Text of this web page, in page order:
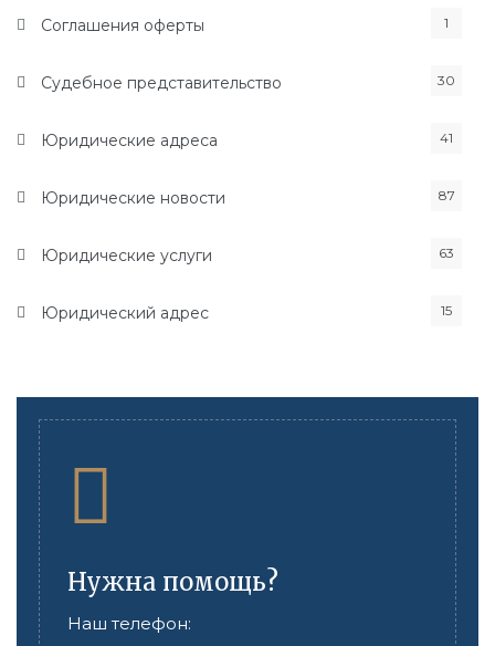
Соглашения оферты 1
Судебное представительство 30
Юридические адреса 41
Юридические новости 87
Юридические услуги 63
Юридический адрес 15
Нужна помощь?
Наш телефон: